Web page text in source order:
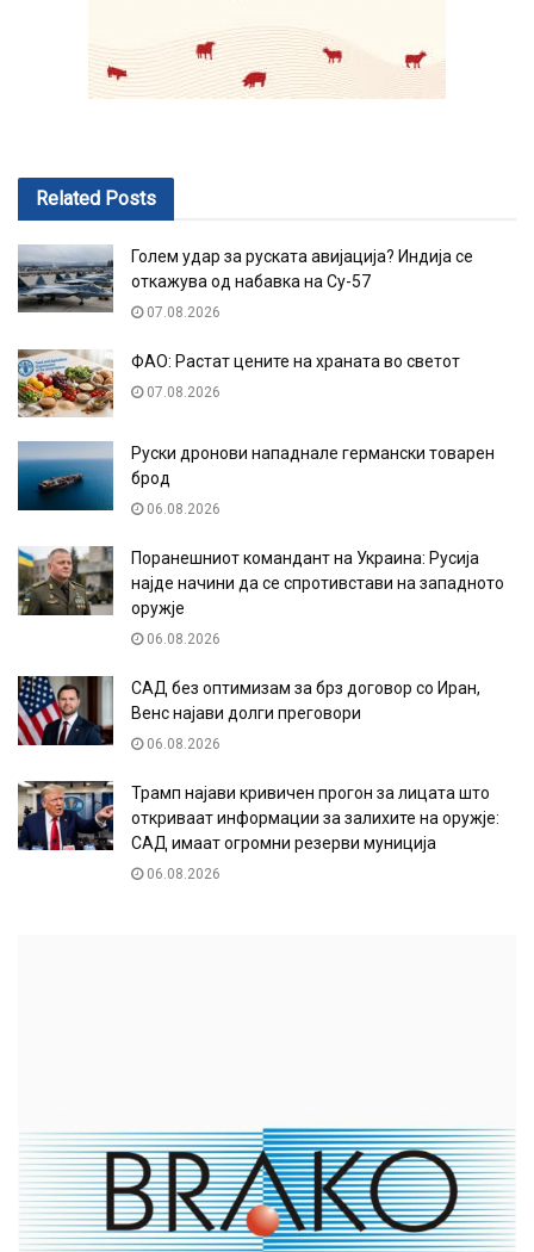
Related Posts
Голем удар за руската авијација? Индија се
откажува од набавка на Су-57
07.08.2026
ФАО: Растат цените на храната во светот
07.08.2026
Руски дронови нападнале германски товарен
брод
06.08.2026
Поранешниот командант на Украина: Русија
најде начини да се спротивстави на западното
оружје
06.08.2026
САД без оптимизам за брз договор со Иран,
Венс најави долги преговори
06.08.2026
Трамп најави кривичен прогон за лицата што
откриваат информации за залихите на оружје:
САД имаат огромни резерви муниција
06.08.2026